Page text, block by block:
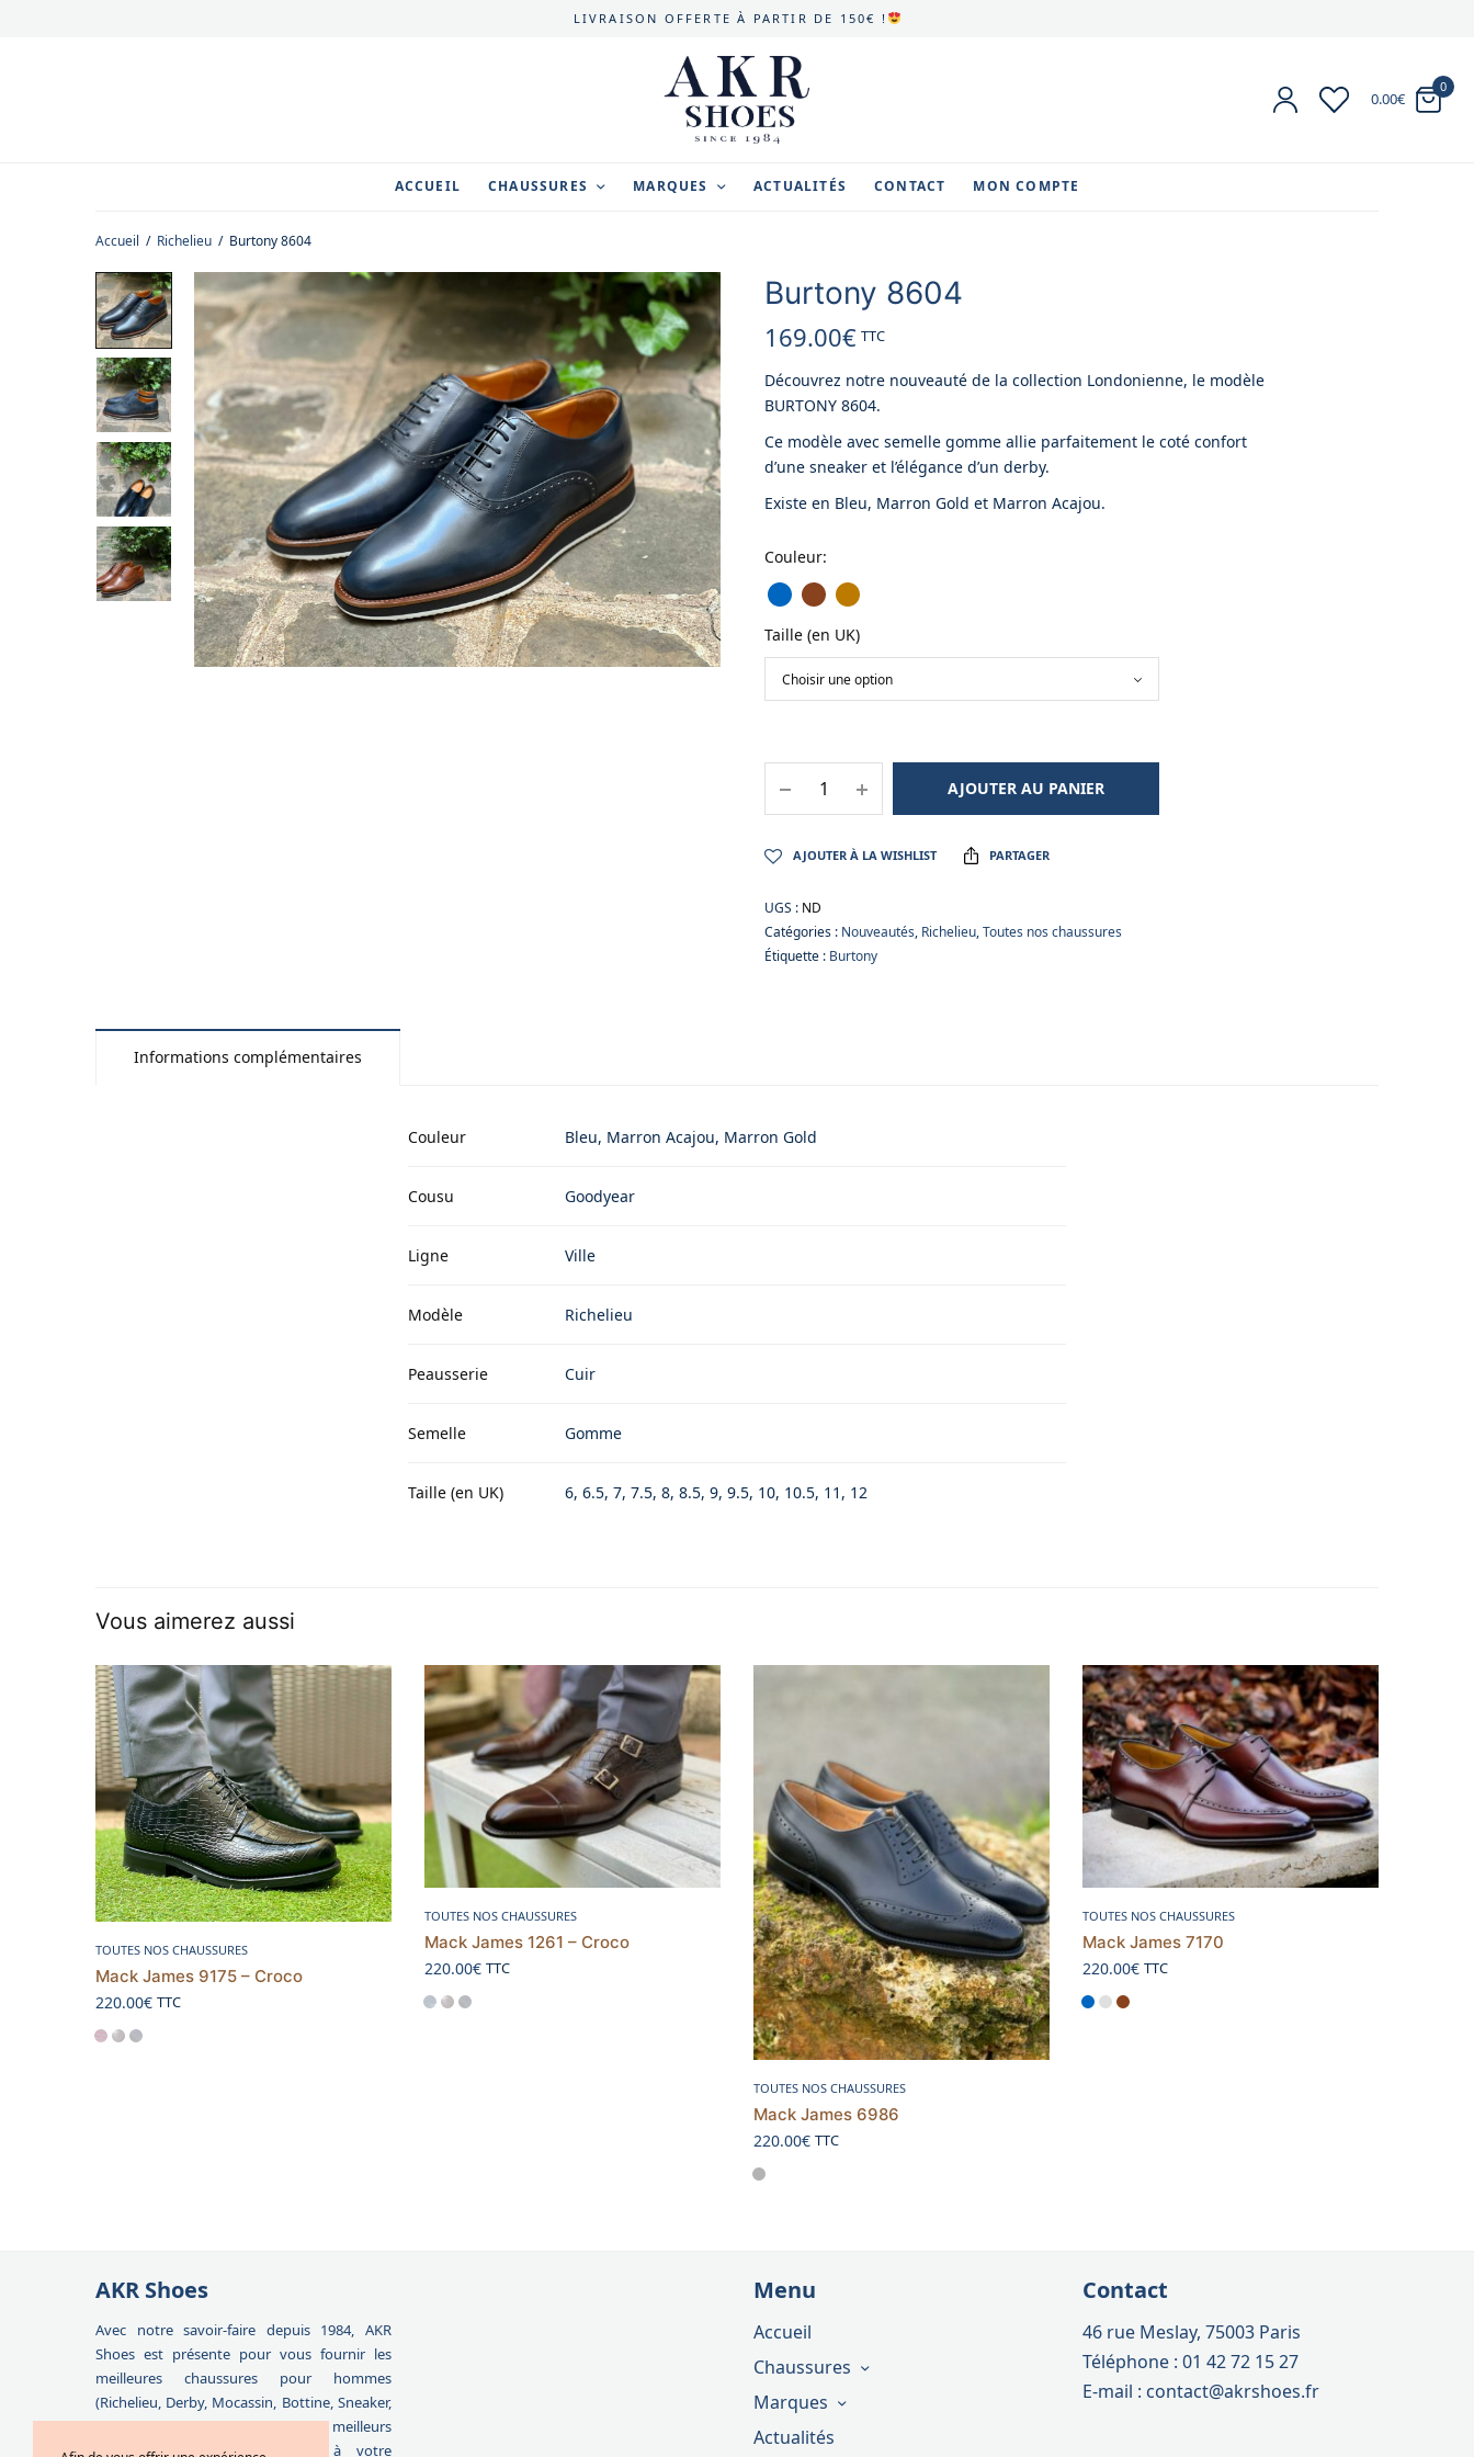
LIVRAISON OFFERTE À PARTIR DE 150€ !
0.00€
0
ACCUEIL CHAUSSURES MARQUES ACTUALITÉS CONTACT MON COMPTE
Accueil / Richelieu / Burtony 8604
Burtony 8604
169.00€ TTC
Découvrez notre nouveauté de la collection Londonienne, le modèle
BURTONY 8604.
Ce modèle avec semelle gomme allie parfaitement le coté confort
d’une sneaker et l’élégance d’un derby.
Existe en Bleu, Marron Gold et Marron Acajou.
Couleur:
Taille (en UK)
AJOUTER AU PANIER
AJOUTER À LA WISHLIST PARTAGER
UGS : ND
Catégories : Nouveautés, Richelieu,Toutes nos chaussures
Étiquette : Burtony
Informations complémentaires
Couleur Bleu, Marron Acajou, Marron Gold
Cousu Goodyear
Ligne Ville
Modèle Richelieu
Peausserie Cuir
Semelle Gomme
Taille (en UK) 6, 6.5, 7, 7.5, 8, 8.5, 9, 9.5, 10, 10.5, 11, 12
Vous aimerez aussi
Choix des options
TOUTES NOS CHAUSSURES
Mack James 9175 – Croco
220.00€ TTC
Choix des options
TOUTES NOS CHAUSSURES
Mack James 1261 – Croco
220.00€ TTC
Choix des options
TOUTES NOS CHAUSSURES
Mack James 6986
220.00€ TTC
Choix des options
TOUTES NOS CHAUSSURES
Mack James 7170
220.00€ TTC
AKR Shoes
Avec notre savoir-faire depuis 1984, AKR
Shoes est présente pour vous fournir les
meilleures chaussures pour hommes
(Richelieu, Derby, Mocassin, Bottine, Sneaker,
Boucle, Docksides) ainsi que les meilleurs
accessoires qui correspondent à votre
Menu
Accueil
Chaussures
Marques
Actualités
Contact
46 rue Meslay, 75003 Paris
Téléphone : 01 42 72 15 27
E-mail : contact@akrshoes.fr